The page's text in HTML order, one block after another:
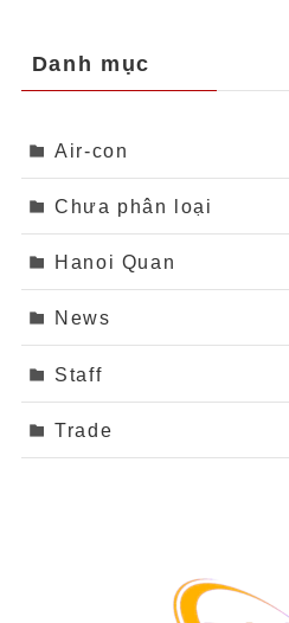
Danh mục
Air-con
Chưa phân loại
Hanoi Quan
News
Staff
Trade